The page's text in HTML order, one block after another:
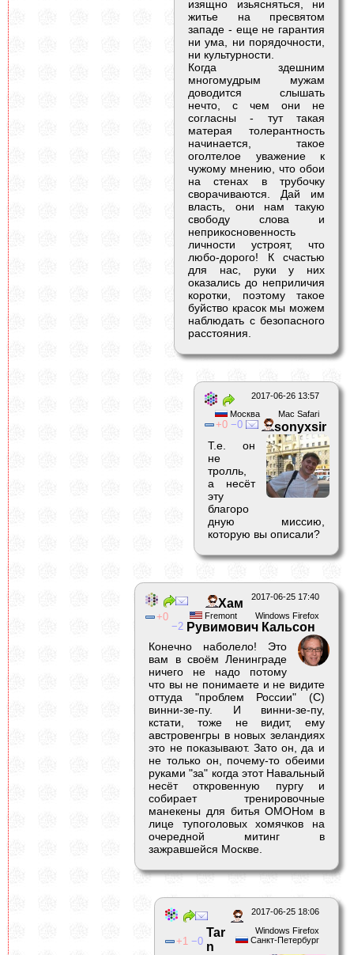
изящно изьясняться, ни
житье на пресвятом
западе - еще не гарантия
ни ума, ни порядочности,
ни культурности.
Когда здешним
многомудрым мужам
доводится слышать
нечто, с чем они не
согласны - тут такая
матерая толерантность
начинается, такое
оголтелое уважение к
чужому мнению, что обои
на стенах в трубочку
сворачиваются. Дай им
власть, они нам такую
свободу слова и
неприкосновенность
личности устроят, что
любо-дорого! К счастью
для нас, руки у них
оказались до неприличия
коротки, поэтому такое
буйство красок мы можем
наблюдать с безопасного
расстояния.
2017-06-26 13:57
Mac Safari
Москва
0 0 sonyxsir
Т.е. он
не
тролль,
а несёт
эту
благоро
дную миссию,
которую вы описали?
2017-06-25 17:40
Windows Firefox
Fremont
0
2
Хам
Рувимович Кальсон
Конечно наболело! Это
вам в своём Ленинграде
ничего не надо потому
что вы не понимаете и не видите
оттуда "проблем России" (C)
винни-зе-пу. И винни-зе-пу,
кстати, тоже не видит, ему
австровенгры в новых зеландиях
это не показывают. Зато он, да и
не только он, почему-то обеими
руками "за" когда этот Навальный
несёт откровенную пургу и
собирает тренировочные
манекены для битья ОМОНом в
лице тупоголовых хомячков на
очередной митинг в
зажравшейся Москве.
2017-06-25 18:06
Windows Firefox
Санкт-Петербург
1 0
Tar
n